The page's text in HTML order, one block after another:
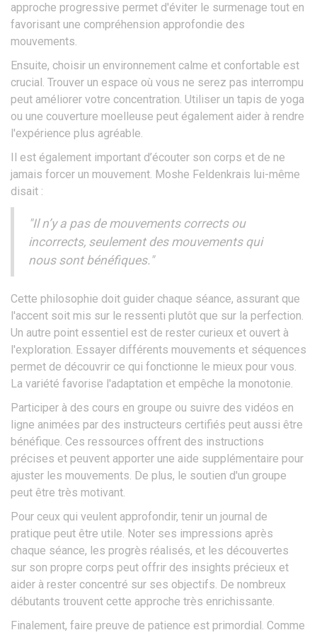
approche progressive permet d'éviter le surmenage tout en
favorisant une compréhension approfondie des
mouvements.
Ensuite, choisir un environnement calme et confortable est
crucial. Trouver un espace où vous ne serez pas interrompu
peut améliorer votre concentration. Utiliser un tapis de yoga
ou une couverture moelleuse peut également aider à rendre
l'expérience plus agréable.
Il est également important d’écouter son corps et de ne
jamais forcer un mouvement. Moshe Feldenkrais lui-même
disait :
"Il n’y a pas de mouvements corrects ou
incorrects, seulement des mouvements qui
nous sont bénéfiques."
Cette philosophie doit guider chaque séance, assurant que
l'accent soit mis sur le ressenti plutôt que sur la perfection.
Un autre point essentiel est de rester curieux et ouvert à
l'exploration. Essayer différents mouvements et séquences
permet de découvrir ce qui fonctionne le mieux pour vous.
La variété favorise l'adaptation et empêche la monotonie.
Participer à des cours en groupe ou suivre des vidéos en
ligne animées par des instructeurs certifiés peut aussi être
bénéfique. Ces ressources offrent des instructions
précises et peuvent apporter une aide supplémentaire pour
ajuster les mouvements. De plus, le soutien d'un groupe
peut être très motivant.
Pour ceux qui veulent approfondir, tenir un journal de
pratique peut être utile. Noter ses impressions après
chaque séance, les progrès réalisés, et les découvertes
sur son propre corps peut offrir des insights précieux et
aider à rester concentré sur ses objectifs. De nombreux
débutants trouvent cette approche très enrichissante.
Finalement, faire preuve de patience est primordial. Comme